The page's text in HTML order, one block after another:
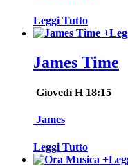
Leggi Tutto
+
James Time
Giovedì H 18:15
James
Leggi Tutto
+